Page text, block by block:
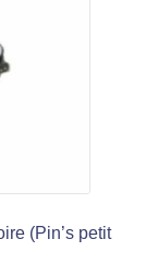
(Pin’s petit